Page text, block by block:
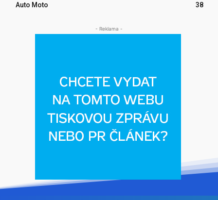
Auto Moto
38
- Reklama -